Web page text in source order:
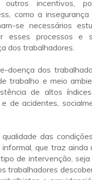
incentivos,
como a
se necessários
esses processos e
dos trabalhadores.
doença dos
trabalho e meio
de altos
de acidentes,
das
que traz ainda
de intervenção,
trabalhadores